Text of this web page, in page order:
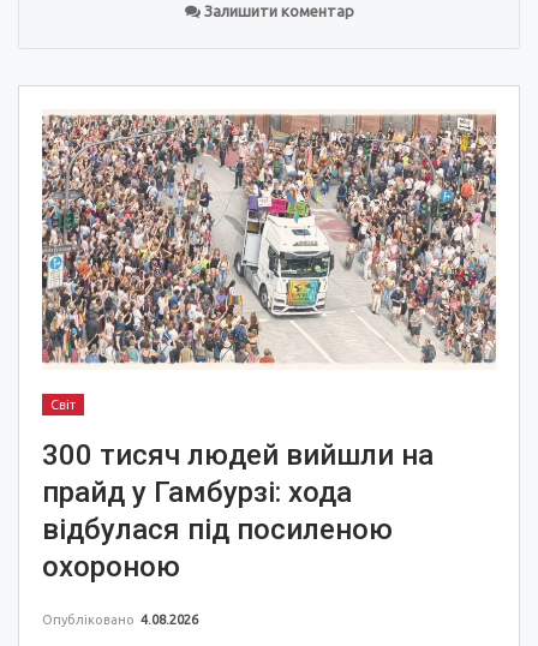
Залишити коментар
Світ
300 тисяч людей вийшли на
прайд у Гамбурзі: хода
відбулася під посиленою
охороною
Опубліковано 4.08.2026